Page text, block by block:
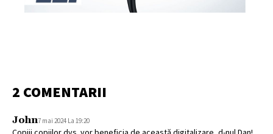
2 COMENTARII
John7 mai 2024 La 19:20